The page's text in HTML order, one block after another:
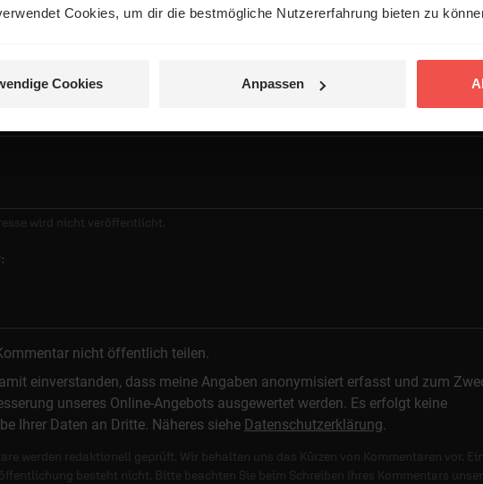
Cookies, um dir die bestmögliche Nutzererfahrung bieten zu
Cookies Anpassen
wird nicht veröffentlicht.
nicht öffentlich teilen.
einverstanden, dass meine Angaben anonymisiert erfasst und zum
unseres Online-Angebots ausgewertet werden. Es erfolgt keine
Ihrer Daten an Dritte. Näheres siehe Datenschutzerklärung.
werden redaktionell geprüft. Wir behalten uns das Kürzen von Kommentaren vor. Ein
besteht nicht. Bitte beachten Sie beim Schreiben Ihres Kommentars